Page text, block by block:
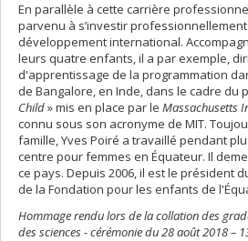
En parallèle à cette carrière
parvenu à s’investir
développement international.
leurs quatre enfants, il a par exemple,
d'apprentissage de la programmation
de Bangalore, en Inde, dans le cadre du
Child» mis en place par le Massachusetts
connu sous son acronyme de MIT.
famille, Yves Poiré a travaillé pendant
centre pour femmes en Équateur. Il
ce pays. Depuis 2006, il est le président
de la Fondation pour les enfants de
Hommage rendu lors de la collation des
des sciences - cérémonie du 28 août 2018 –